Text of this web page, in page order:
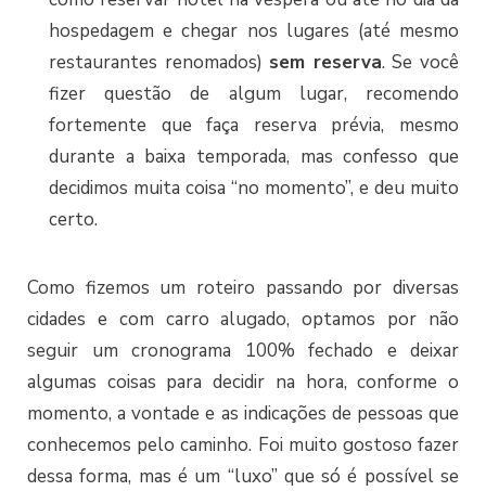
hospedagem e chegar nos lugares (até mesmo
restaurantes renomados) sem reserva. Se você
fizer questão de algum lugar, recomendo
fortemente que faça reserva prévia, mesmo
durante a baixa temporada, mas confesso que
decidimos muita coisa “no momento”, e deu muito
certo.
Como fizemos um roteiro passando por diversas
cidades e com carro alugado, optamos por não
seguir um cronograma 100% fechado e deixar
algumas coisas para decidir na hora, conforme o
momento, a vontade e as indicações de pessoas que
conhecemos pelo caminho. Foi muito gostoso fazer
dessa forma, mas é um “luxo” que só é possível se